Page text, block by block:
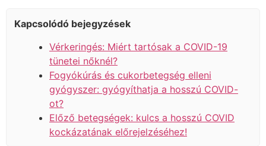
Kapcsolódó bejegyzések
Vérkeringés: Miért tartósak a COVID-19
tünetei nőknél?
Fogyókúrás és cukorbetegség elleni
gyógyszer: gyógyíthatja a hosszú COVID-
ot?
Előző betegségek: kulcs a hosszú COVID
kockázatának előrejelzéséhez!